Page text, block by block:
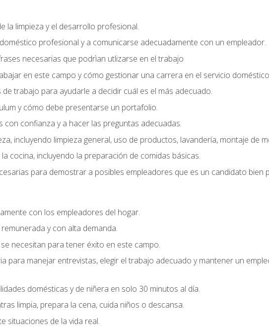
la limpieza y el desarrollo profesional.
profesional y a comunicarse adecuadamente con un empleador.
necesarias que podrìan utlizarse en el trabajo
en este campo y cómo gestionar una carrera en el servicio
trabajo para ayudarle a decidir cuál es el más adecuado.
y cómo debe presentarse un portafolio.
confianza y a hacer las preguntas adecuadas.
incluyendo limpieza general, uso de productos, lavandería, montaje de
cocina, incluyendo la preparación de comidas básicas.
para demostrar a posibles empleadores que es un candidato bien
con los empleadores del hogar.
y con alta demanda.
necesitan para tener éxito en este campo.
para manejar entrevistas, elegir el trabajo adecuado y mantener un
domésticas y de niñera en solo 30 minutos al día.
limpia, prepara la cena, cuida niños o descansa.
situaciones de la vida real.